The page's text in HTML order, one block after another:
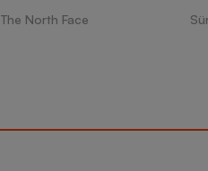
The North Face